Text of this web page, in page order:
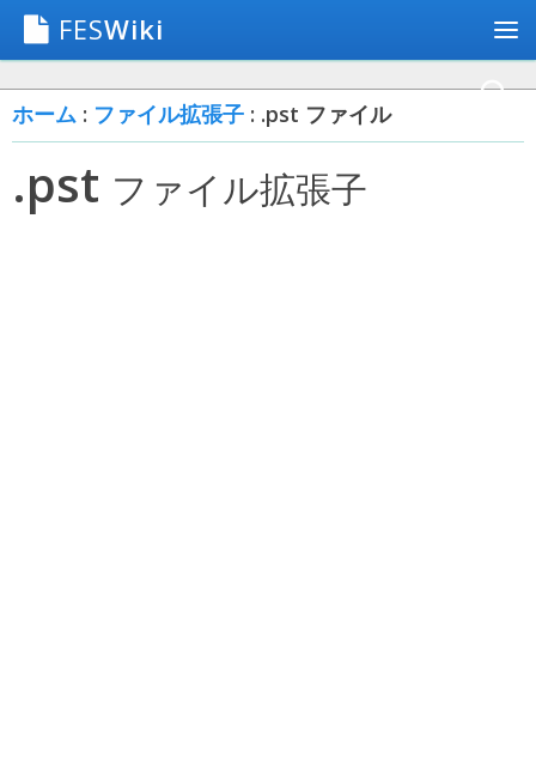
FESWiki
ホーム : ファイル拡張子 : .pst ファイル
.pst ファイル拡張子